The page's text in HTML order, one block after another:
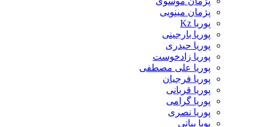
پژمان مینویی
پوریا Kz
پوریا بارجینی
پوریا حیدری
پوریا زادخوست
پوریا علی مصطفی
پوریا فرجیان
پوریا قربانی
پوریا گرامی
پوریا نصری
پویا بیاتی